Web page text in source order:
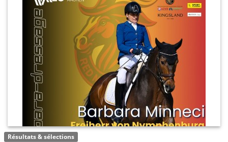
Résultats & sélections